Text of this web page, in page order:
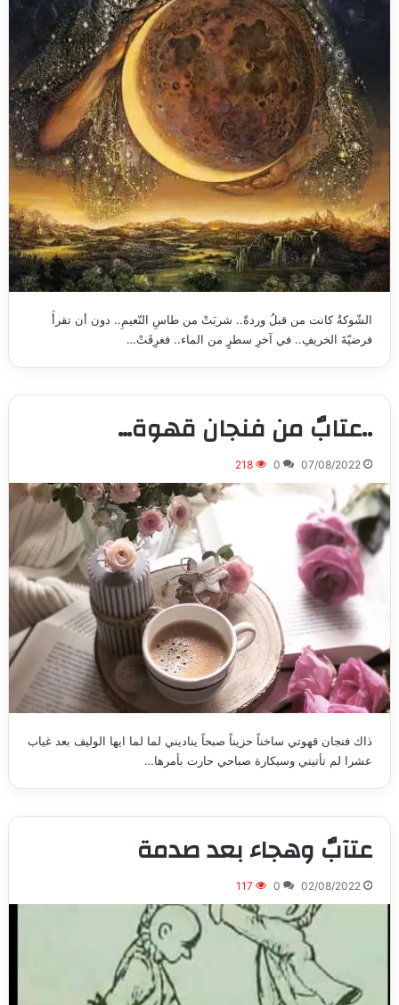
الشّوكةُ كانت من قبلُ وردةً.. شربَتْ من طاسِ النّعيمِ.. دون أن تقرأَ
فرضيّةَ الخريفِ.. في آخرِ سطرٍ من الماء.. فغرِقَتْ…
..عتابٌ من فنجان قهوة…
07/08/2022
0
218
ذاك فنجان قهوتي ساخناً حزيناً صبحاً يناديني لما لما ايها الوليف بعد غياب
عشرا لم تأتيني وسيكارة صباحي حارت بأمرها…
عتآبٌ وهجاء بعد صدمة
02/08/2022
0
117